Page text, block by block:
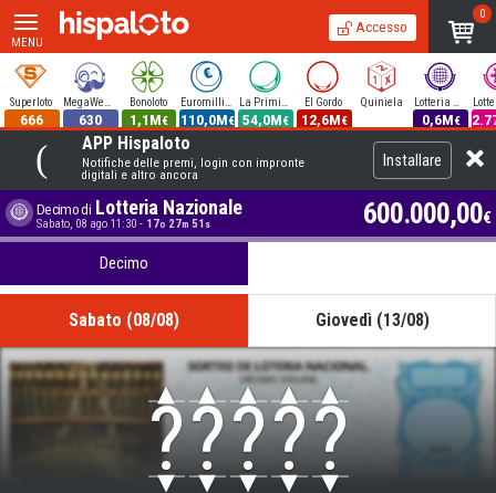
MENU
Accesso
0
Superloto
666
MegaWeekend
630
Bonoloto
1,1M€
Euromillions
110,0M€
La Primitiva
54,0M€
El Gordo
12,6M€
Quiniela Lotteria Nazionale
0,6M€
APP Hispaloto
Notifiche delle premi, login con impronte
digitali e altro ancora
Installare
Decimo di Lotteria Nazionale
Sabato, 08 ago 11:30- 17o 27m50 s 600.000,00€
Decimo
Sabato (08/08) Giovedì (13/08)
?????